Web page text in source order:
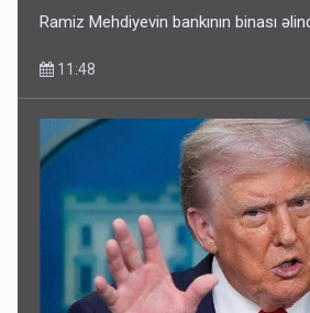
Ramiz Mehdiyevin bankının binası
11:48